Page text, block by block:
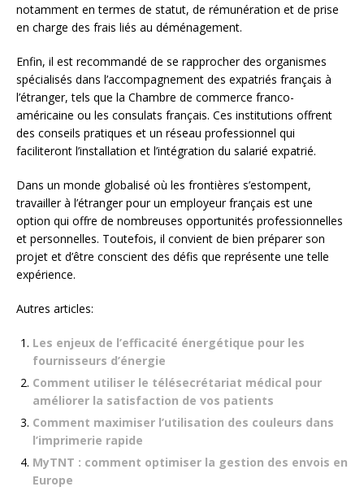
notamment en termes de statut, de rémunération et de prise
en charge des frais liés au déménagement.
Enfin, il est recommandé de se rapprocher des organismes
spécialisés dans l’accompagnement des expatriés français à
l’étranger, tels que la Chambre de commerce franco-
américaine ou les consulats français. Ces institutions offrent
des conseils pratiques et un réseau professionnel qui
faciliteront l’installation et l’intégration du salarié expatrié.
Dans un monde globalisé où les frontières s’estompent,
travailler à l’étranger pour un employeur français est une
option qui offre de nombreuses opportunités professionnelles
et personnelles. Toutefois, il convient de bien préparer son
projet et d’être conscient des défis que représente une telle
expérience.
Autres articles:
Les enjeux de l’efficacité énergétique pour les
fournisseurs d’énergie
Comment utiliser le télésecrétariat médical pour
améliorer la satisfaction de vos patients
Comment maximiser l’utilisation des couleurs dans
l’imprimerie rapide
MyTNT : comment optimiser la gestion des envois en
Europe